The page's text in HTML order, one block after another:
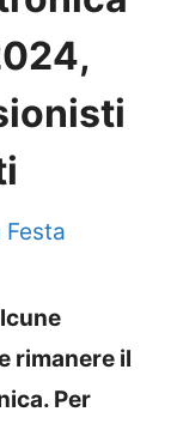
Festa
rimanere il
Per